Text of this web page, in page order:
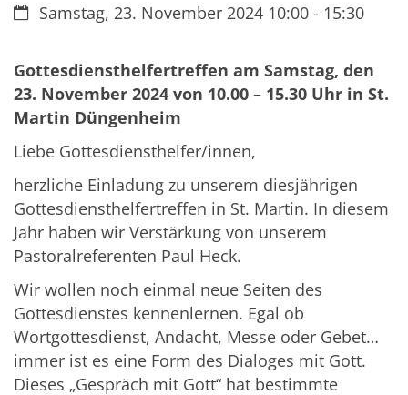
Datum:Samstag, 23. November 2024 10:00 - 15:30
Gottesdiensthelfertreffen am Samstag, den
23. November 2024 von 10.00 – 15.30 Uhr in St.
Martin Düngenheim
Liebe Gottesdiensthelfer/innen,
herzliche Einladung zu unserem diesjährigen
Gottesdiensthelfertreffen in St. Martin. In diesem
Jahr haben wir Verstärkung von unserem
Pastoralreferenten Paul Heck.
Wir wollen noch einmal neue Seiten des
Gottesdienstes kennenlernen. Egal ob
Wortgottesdienst, Andacht, Messe oder Gebet…
immer ist es eine Form des Dialoges mit Gott.
Dieses „Gespräch mit Gott“ hat bestimmte